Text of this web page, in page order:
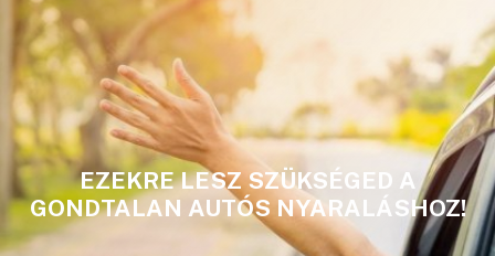
EZEKRE LESZ SZÜKSÉGED A
GONDTALAN AUTÓS NYARALÁSHOZ!